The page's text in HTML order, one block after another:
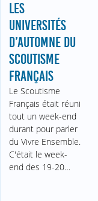
LES
UNIVERSITÉS
D’AUTOMNE DU
SCOUTISME
FRANÇAIS
Le Scoutisme
Français était réuni
tout un week-end
durant pour parler
du Vivre Ensemble.
C'était le week-
end des 19-20…